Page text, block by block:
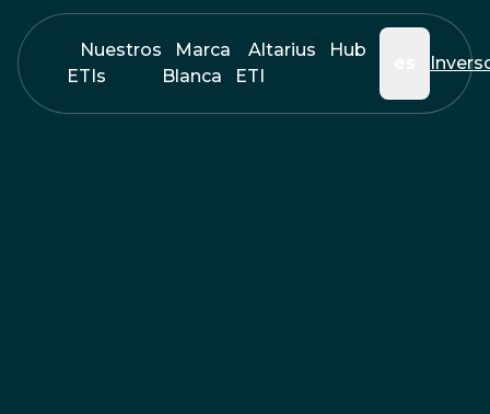
Nuestros
ETIs
Marca
Blanca
Altarius
ETI
Hub